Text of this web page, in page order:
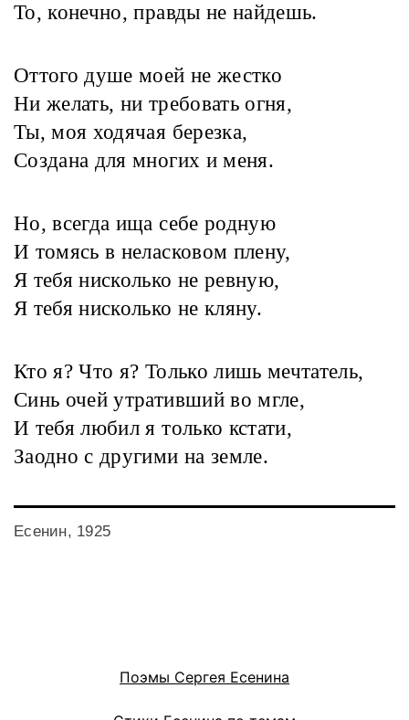
То, конечно, правды не найдешь.
Оттого душе моей не жестко
Ни желать, ни требовать огня,
Ты, моя ходячая березка,
Создана для многих и меня.
Но, всегда ища себе родную
И томясь в неласковом плену,
Я тебя нисколько не ревную,
Я тебя нисколько не кляну.
Кто я? Что я? Только лишь мечтатель,
Синь очей утративший во мгле,
И тебя любил я только кстати,
Заодно с другими на земле.
Есенин, 1925
Поэмы Сергея Есенина